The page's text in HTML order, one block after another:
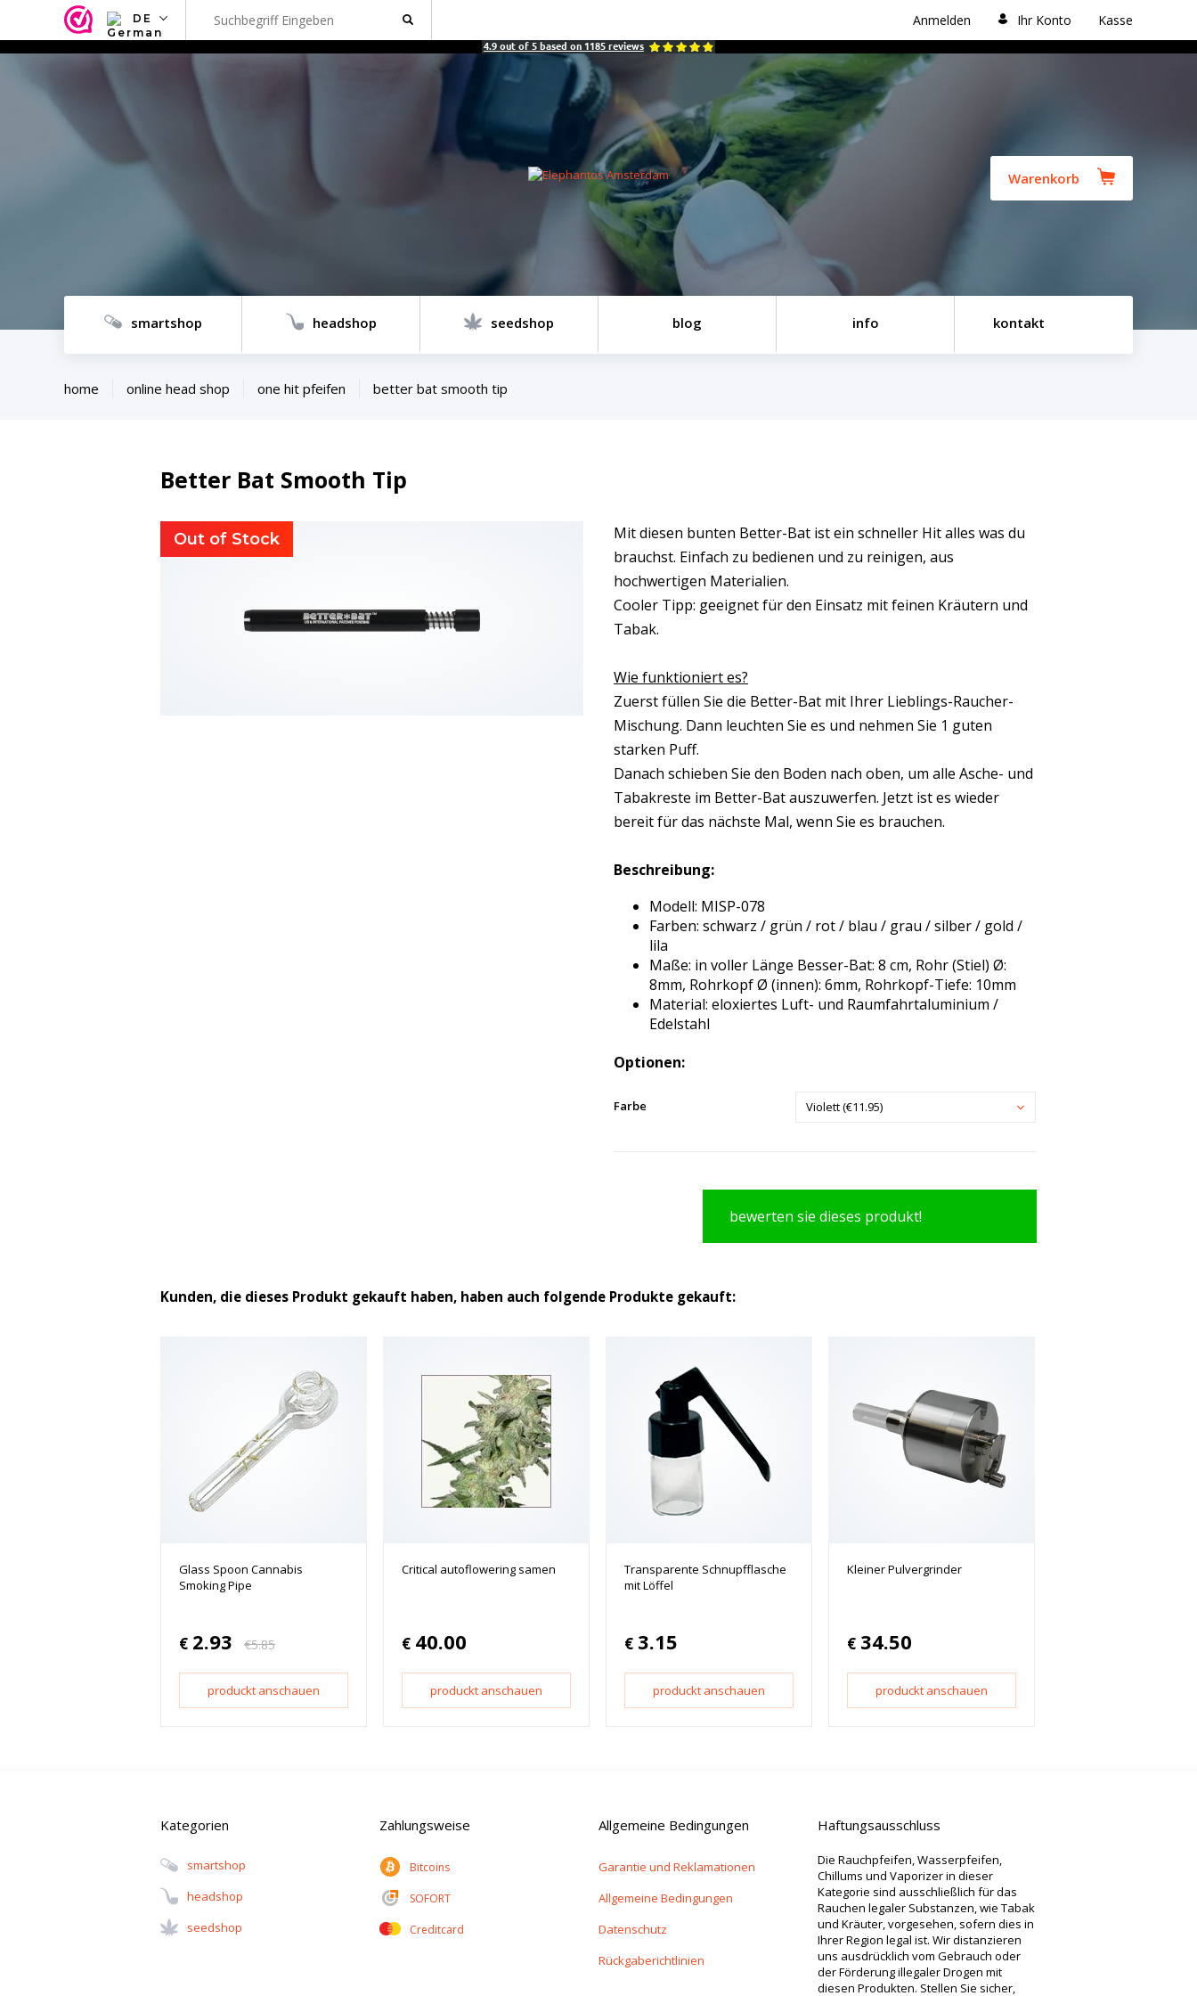
DE Anmelden Ihr Konto Kasse
4.9 out of 5 based on 1185 reviews
Warenkorb
smartshop headshop seedshop blog info kontakt
home online head shop one hit pfeifen better bat smooth tip
Better Bat Smooth Tip
Out of Stock
Mit diesen bunten Better-Bat ist ein schneller Hit alles was du
brauchst. Einfach zu bedienen und zu reinigen, aus
hochwertigen Materialien.
Cooler Tipp: geeignet für den Einsatz mit feinen Kräutern und
Tabak.
Wie funktioniert es?
Zuerst füllen Sie die Better-Bat mit Ihrer Lieblings-Raucher-
Mischung. Dann leuchten Sie es und nehmen Sie 1 guten
starken Puff.
Danach schieben Sie den Boden nach oben, um alle Asche- und
Tabakreste im Better-Bat auszuwerfen. Jetzt ist es wieder
bereit für das nächste Mal, wenn Sie es brauchen.
Beschreibung:
Modell: MISP-078
Farben: schwarz / grün / rot / blau / grau / silber / gold /
lila
Maße: in voller Länge Besser-Bat: 8 cm, Rohr (Stiel) Ø:
8mm, Rohrkopf Ø (innen): 6mm, Rohrkopf-Tiefe: 10mm
Material: eloxiertes Luft- und Raumfahrtaluminium /
Edelstahl
Optionen:
Farbe Violett (€11.95)
bewerten sie dieses produkt!
Kunden, die dieses Produkt gekauft haben, haben auch folgende Produkte gekauft:
Glass Spoon Cannabis
Smoking Pipe
€ 2.93 €5.85
produckt anschauen
Critical autoflowering samen
€ 40.00
produckt anschauen
Transparente Schnupfflasche
mit Löffel
€ 3.15
produckt anschauen
Kleiner Pulvergrinder
€ 34.50
produckt anschauen
Kategorien
Smartshop
Headshop
Seedshop
Zahlungsweise
Bitcoins
SOFORT
Creditcard
Allgemeine Bedingungen
Garantie und Reklamationen
Allgemeine Bedingungen
Datenschutz
Rückgaberichtlinien
Haftungsausschluss
Die Rauchpfeifen, Wasserpfeifen,
Chillums und Vaporizer in dieser
Kategorie sind ausschließlich für das
Rauchen legaler Substanzen, wie Tabak
und Kräuter, vorgesehen, sofern dies in
Ihrer Region legal ist. Wir distanzieren
uns ausdrücklich vom Gebrauch oder
der Förderung illegaler Drogen mit
diesen Produkten. Stellen Sie sicher,